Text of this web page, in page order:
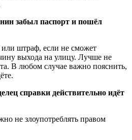
забыл паспорт и пошёл
штраф, если не сможет
выхода на улицу. Лучше не
В любом случае важно пояснить,
справки действительно идёт
не злоупотреблять правом